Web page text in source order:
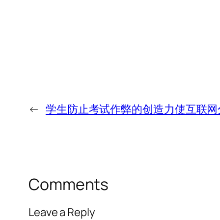
← 学生防止考试作弊的创造力使互联
Comments
Leave a Reply